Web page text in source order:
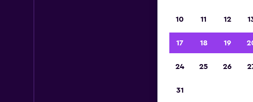
10 11 12
17 18 19
24 25 26
31